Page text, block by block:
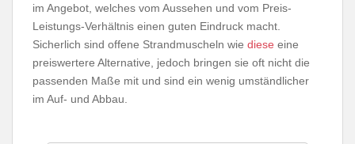
im Angebot, welches vom Aussehen und vom Preis-
Leistungs-Verhältnis einen guten Eindruck macht.
Sicherlich sind offene Strandmuscheln wie diese eine
preiswertere Alternative, jedoch bringen sie oft nicht die
passenden Maße mit und sind ein wenig umständlicher
im Auf- und Abbau.